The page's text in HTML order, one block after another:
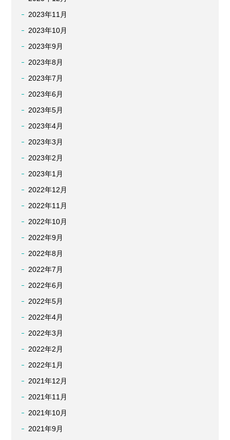
2023年11月
2023年10月
2023年9月
2023年8月
2023年7月
2023年6月
2023年5月
2023年4月
2023年3月
2023年2月
2023年1月
2022年12月
2022年11月
2022年10月
2022年9月
2022年8月
2022年7月
2022年6月
2022年5月
2022年4月
2022年3月
2022年2月
2022年1月
2021年12月
2021年11月
2021年10月
2021年9月